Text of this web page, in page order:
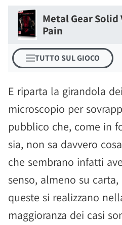
Metal Gear
Pain
TUTTO SUL GIOCO
E riparta la girandola
microscopio per
pubblico che, come in
sia, non sa davvero
che sembrano infatti
senso, almeno su
queste si realizzano
maggioranza dei casi